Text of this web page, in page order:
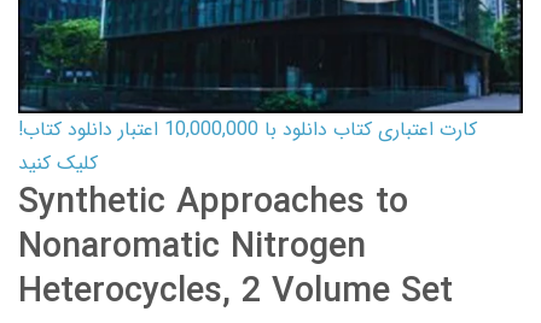
کارت اعتباری کتاب دانلود با 10,000,000 اعتبار دانلود کتاب!
کلیک کنید
Synthetic Approaches to
Nonaromatic Nitrogen
Heterocycles, 2 Volume Set